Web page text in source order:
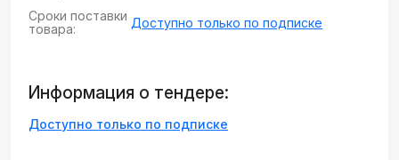
Сроки поставки
товара:
Доступно только по подписке
Информация о тендере:
Доступно только по подписке